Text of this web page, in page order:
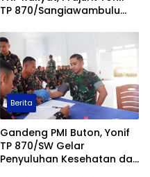
TP 870/Sangiawambulu
Berita
Gandeng PMI Buton, Yonif
TP 870/SW Gelar
Penyuluhan Kesehatan dan